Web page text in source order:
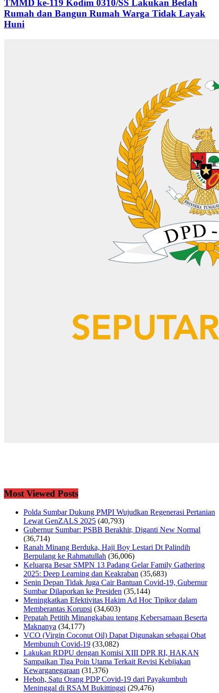
TMMD ke-119 Kodim 0310/SS Lakukan Bedah
Rumah dan Bangun Rumah Warga Tidak Layak
Huni
Most Viewed Posts
Polda Sumbar Dukung PMPI Wujudkan Regenerasi Pertanian
Lewat GenZALS 2025 (40,793)
Gubernur Sumbar: PSBB Berakhir, Diganti New Normal
(36,714)
Ranah Minang Berduka, Haji Boy Lestari Dt Palindih
Berpulang ke Rahmatullah (36,006)
Keluarga Besar SMPN 13 Padang Gelar Family Gathering
2025: Deep Learning dan Keakraban (35,683)
Senin Depan Tidak Juga Cair Bantuan Covid-19, Gubernur
Sumbar Dilaporkan ke Presiden (35,144)
Meningkatkan Efektivitas Hakim Ad Hoc Tipikor dalam
Memberantas Korupsi (34,603)
Pepatah Petitih Minangkabau tentang Kebersamaan Beserta
Maknanya (34,177)
VCO (Virgin Coconut Oil) Dapat Digunakan sebagai Obat
Membunuh Covid-19 (33,082)
Lakukan RDPU dengan Komisi XIII DPR RI, HAKAN
Sampaikan Tiga Poin Utama Terkait Revisi Kebijakan
Kewarganegaraan (31,376)
Heboh, Satu Orang PDP Covid-19 dari Payakumbuh
Meninggal di RSAM Bukittinggi (29,476)